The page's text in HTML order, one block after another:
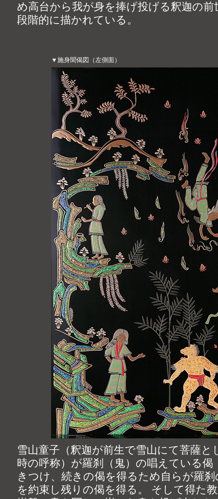
め高台から我が身を捧げ投げる釈迦の前
段階的に描かれている。
▼施身聞偈図（左側面）
雪山童子（釈迦が前生で雪山にて菩薩と
時の呼称）が羅刹（鬼）の唱えている偈
きつけ、続きの偈を得るため自らが羅
を約束し残りの偈を得る。 そして得た